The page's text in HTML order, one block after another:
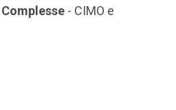
- CIMO e